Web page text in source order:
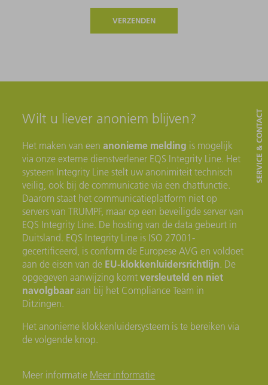
VERZENDEN
Wilt u liever anoniem blijven?
Het maken van eenanonieme melding is mogelijk
via onze externe dienstverlener EQS Integrity Line. Het
systeem Integrity Line stelt uw anonimiteit technisch
veilig, ook bij de communicatie via een chatfunctie.
Daarom staat het communicatieplatform niet op
servers van TRUMPF, maar op een beveiligde server van
EQS Integrity Line. De hosting van de data gebeurt in
Duitsland. EQS Integrity Line is ISO 27001-
gecertificeerd, is conform de Europese AVG en voldoet
aan de eisen van de EU-klokkenluidersrichtlijn. De
opgegeven aanwijzing komtversleuteld en niet
navolgbaar aan bij het Compliance Team in
Ditzingen.
Het anonieme klokkenluidersysteem is te bereiken via
de volgende knop.
Meer informatie Meer informatie
SERVICE & CONTACT